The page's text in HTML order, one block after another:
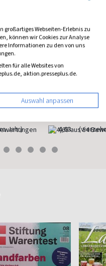
leben und erleben
Jahr) 4,63
Das
großartiges Webseiten-Erlebnis zu
können wir Cookies zur Analyse
Informationen zu den von uns
für alle Websites von
aktion.presseplus.de.
Auswahl anpassen